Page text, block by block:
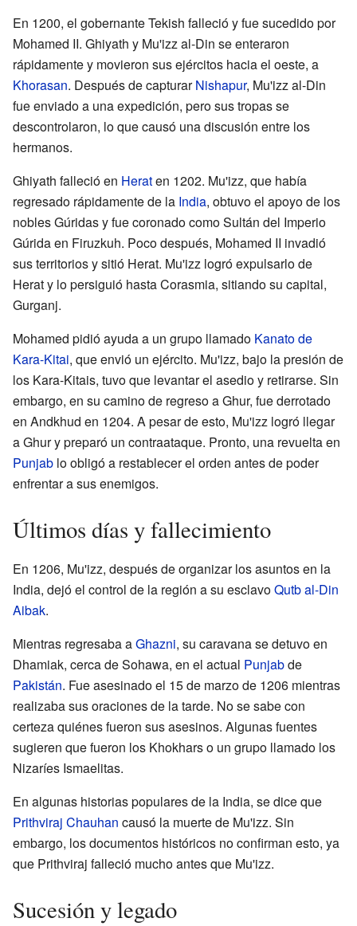
En 1200, el gobernante Tekish falleció y fue sucedido por
Mohamed II. Ghiyath y Mu'izz al-Din se enteraron
rápidamente y movieron sus ejércitos hacia el oeste, a
Khorasan. Después de capturarNishapur, Mu'izz al-Din
fue enviado a una expedición, pero sus tropas se
descontrolaron, lo que causó una discusión entre los
hermanos.
Ghiyath falleció en Heraten 1202. Mu'izz, que había
regresado rápidamente de la India, obtuvo el apoyo de los
nobles Gúridas y fue coronado como Sultán del Imperio
Gúrida en Firuzkuh. Poco después, Mohamed II invadió
sus territorios y sitió Herat. Mu'izz logró expulsarlo de
Herat y lo persiguió hasta Corasmia, sitiando su capital,
Gurganj.
Mohamed pidió ayuda a un grupo llamado Kanato de
Kara-Kitai, que envió un ejército. Mu'izz, bajo la presión de
los Kara-Kitais, tuvo que levantar el asedio y retirarse. Sin
embargo, en su camino de regreso a Ghur, fue derrotado
en Andkhud en 1204. A pesar de esto, Mu'izz logró llegar
a Ghur y preparó un contraataque. Pronto, una revuelta en
Punjab lo obligó a restablecer el orden antes de poder
enfrentar a sus enemigos.
Últimos días y fallecimiento
En 1206, Mu'izz, después de organizar los asuntos en la
India, dejó el control de la región a su esclavoQutb al-Din
Aibak.
Mientras regresaba aGhazni, su caravana se detuvo en
Dhamiak, cerca de Sohawa, en el actual Punjabde
Pakistán. Fue asesinado el 15 de marzo de 1206 mientras
realizaba sus oraciones de la tarde. No se sabe con
certeza quiénes fueron sus asesinos. Algunas fuentes
sugieren que fueron los Khokhars o un grupo llamado los
Nizaríes Ismaelitas.
En algunas historias populares de la India, se dice que
Prithviraj Chauhan causó la muerte de Mu'izz. Sin
embargo, los documentos históricos no confirman esto, ya
que Prithviraj falleció mucho antes que Mu'izz.
Sucesión y legado